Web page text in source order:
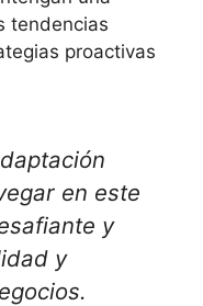
tendencias
proactivas
en este
y
y